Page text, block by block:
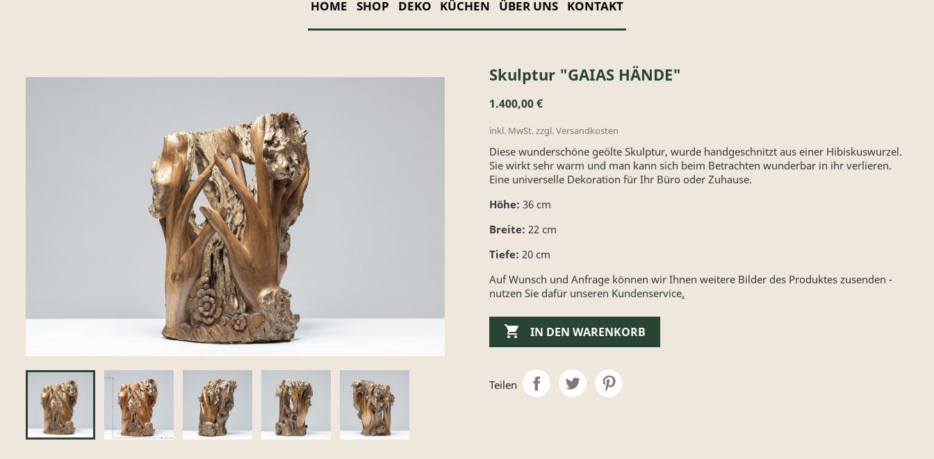
HOME SHOP DEKO KÜCHEN ÜBER UNS KONTAKT
Skulptur "GAIAS HÄNDE"
1.400,00 €
inkl. MwSt. zzgl. Versandkosten
Diese wunderschöne geölte Skulptur, wurde handgeschnitzt aus einer Hibiskuswurzel.
Sie wirkt sehr warm und man kann sich beim Betrachten wunderbar in ihr verlieren.
Eine universelle Dekoration für Ihr Büro oder Zuhause.
Höhe: 36 cm
Breite: 22 cm
Tiefe: 20 cm
Auf Wunsch und Anfrage können wir Ihnen weitere Bilder des Produktes zusenden -
nutzen Sie dafür unseren Kundenservice.
 IN DEN WARENKORB
Teilen